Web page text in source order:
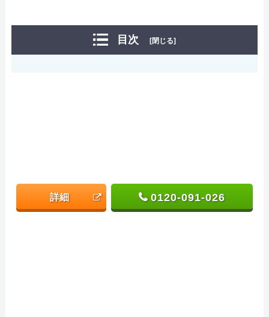
目次 [閉じる]
詳細 0120-091-026